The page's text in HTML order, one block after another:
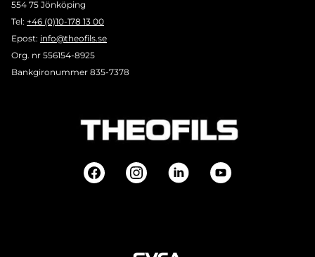
554 75 Jönköping
Tel: +46 (0)10-178 13 00
Epost: info@theofils.se
Org. nr 556154-8925
Bankgironummer 835-7378